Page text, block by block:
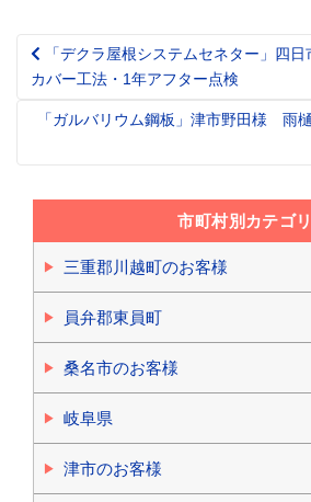
Post
navigation
「デクラ屋根システムセネター」四
カバー工法・1年アフター点検
「ガルバリウム鋼板」津市野田様 雨
市町村別カテゴリ
三重郡川越町のお客様
員弁郡東員町
桑名市のお客様
岐阜県
津市のお客様